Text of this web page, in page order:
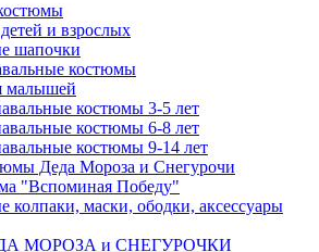
и взрослых
шапочки
костюмы
малышей
костюмы 3-5 лет
костюмы 6-8 лет
костюмы 9-14 лет
Деда Мороза и Снегурочи
"Вспоминая Победу"
колпаки, маски, ободки, аксессуары
МОРОЗА и СНЕГУРОЧКИ